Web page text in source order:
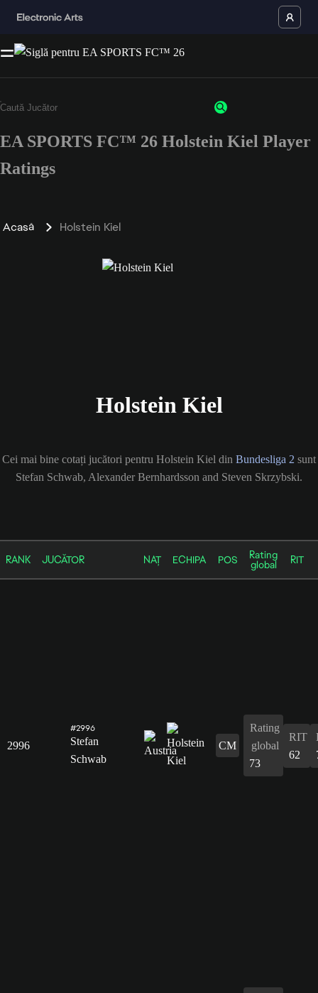
EA SPORTS FC™ 26 Holstein Kiel Player
Ratings
Acasă Holstein Kiel
Holstein Kiel
Cei mai bine cotați jucători pentru Holstein Kiel din Bundesliga 2 sunt
Stefan Schwab, Alexander Bernhardsson and Steven Skrzybski.
RANK JUCĂTOR NAȚ ECHIPA POS Rating
global RIT
2996
#2996
Stefan
Schwab
CM
Rating
global
73
RIT
62